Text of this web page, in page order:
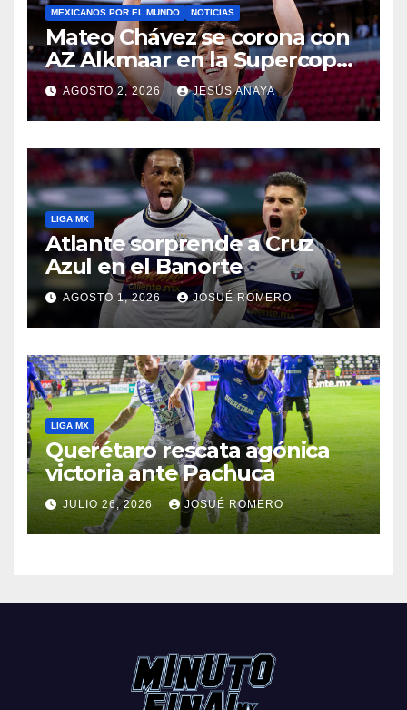
MEXICANOS POR EL MUNDO NOTICIAS
Mateo Chávez se corona con
AZ Alkmaar en la Supercopa
de Países Bajos
AGOSTO 2, 2026 JESÚS ANAYA
LIGA MX
Atlante sorprende a Cruz
Azul en el Banorte
AGOSTO 1, 2026 JOSUÉ ROMERO
LIGA MX
Querétaro rescata agónica
victoria ante Pachuca
JULIO 26, 2026 JOSUÉ ROMERO